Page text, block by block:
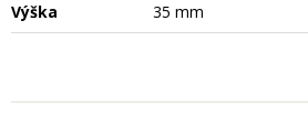
Výška
35 mm